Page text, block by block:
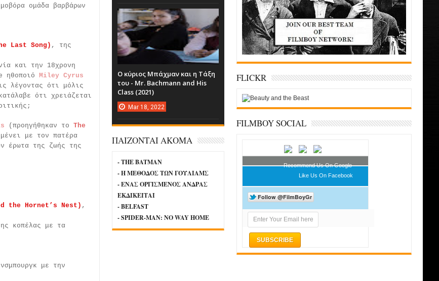
ομάδα βαρβάρων
Last Song) , της
και την 18χρονη
ηθοποιό Miley Cyrus
λέγοντας ότι μόλις
ότι χρειάζεται
(προηγήθηκαν το The
με τον πατέρα
έρωτα της ζωής της
the Hornet’s Nest) ,
κοπέλας με τα
με την
FLICKR
FILMBOY SOCIAL
Recommend Us On Google
Like Us On Facebook
Ο κύριος Μπάχμαν και η Τάξη
του - Mr. Bachmann and His
Class (2021)
Mar 18, 2022
ΠΑΙΖΟΝΤΑΙ ΑΚΟΜΑ
- THE BATMAN
- Η ΜΕΘΟΔΟΣ ΤΩΝ ΓΟΥΛΙΑΜΣ
- ΕΝΑΣ ΟΡΓΙΣΜΕΝΟΣ ΑΝΔΡΑΣ
ΕΚΔΙΚΕΙΤΑΙ
- BELFAST
- SPIDER-MAN: NO WAY HOME